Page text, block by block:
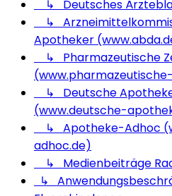
↳ Deutsches
↳
Apotheker
↳ Pharmazeutische
↳ Deutsche
(www.deutsche-
↳ Apotheke-Adhoc
adhoc.de)
↳ Medienbeiträge
↳